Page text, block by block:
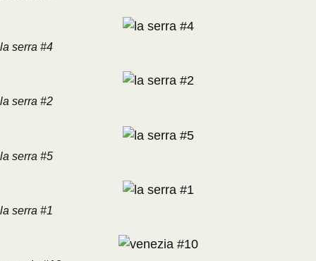
la serra #4
la serra #2
la serra #5
la serra #1